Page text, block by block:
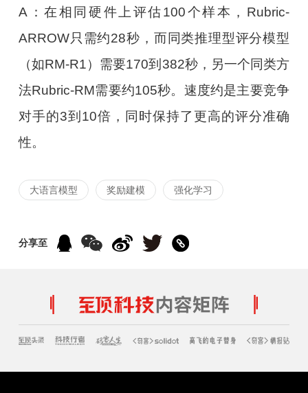
A：在相同硬件上评估100个样本，Rubric-
ARROW只需约28秒，而同类推理型评分模型
（如RM-R1）需要170到382秒，另一个同类方
法Rubric-RM需要约105秒。速度约是主要竞争
对手的3到10倍，同时保持了更高的评分准确
性。
大语言模型 奖励建模 强化学习
分享至